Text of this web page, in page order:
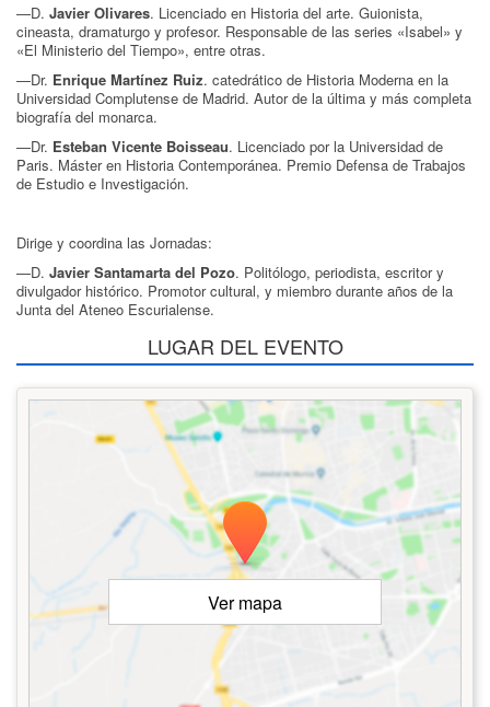
—D. Javier Olivares. Licenciado en Historia del arte. Guionista,
cineasta, dramaturgo y profesor. Responsable de las series «Isabel» y
«El Ministerio del Tiempo», entre otras.
—Dr. Enrique Martínez Ruiz. catedrático de Historia Moderna en la
Universidad Complutense de Madrid. Autor de la última y más completa
biografía del monarca.
—Dr. Esteban Vicente Boisseau. Licenciado por la Universidad de
Paris. Máster en Historia Contemporánea. Premio Defensa de Trabajos
de Estudio e Investigación.
Dirige y coordina las Jornadas:
—D. Javier Santamarta del Pozo. Politólogo, periodista, escritor y
divulgador histórico. Promotor cultural, y miembro durante años de la
Junta del Ateneo Escurialense.
LUGAR DEL EVENTO
Ver mapa